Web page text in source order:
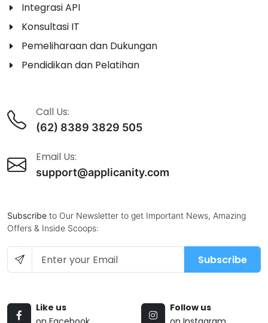
Integrasi API
Konsultasi IT
Pemeliharaan dan Dukungan
Pendidikan dan Pelatihan
Call Us:
(62) 8389 3829 505
Email Us:
support@applicanity.com
Subscribe to Our Newsletter to get Important News, Amazing
Offers & Inside Scoops:
Subscribe
Like us
Follow us